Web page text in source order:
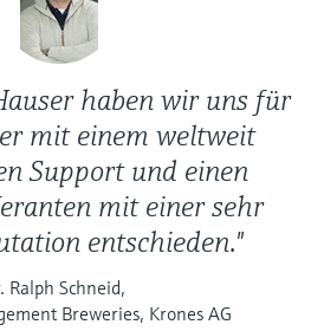
haben wir uns für
mit einem weltweit
Support und einen
mit einer sehr
entschieden."
Ralph Schneid,
Breweries, Krones AG